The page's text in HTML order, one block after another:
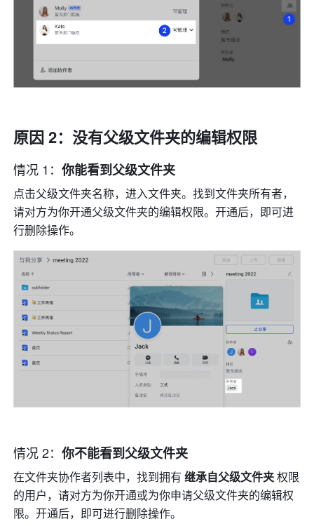
原因 2：没有父级文件夹的编辑权限
情况 1：你能看到父级文件夹
点击父级文件夹名称，进入文件夹。找到文件夹所有者，
请对方为你开通父级文件夹的编辑权限。开通后，即可进
行删除操作。
情况 2：你不能看到父级文件夹
在文件夹协作者列表中，找到拥有 继承自父级文件夹 权限
的用户，请对方为你开通或为你申请父级文件夹的编辑权
限。开通后，即可进行删除操作。